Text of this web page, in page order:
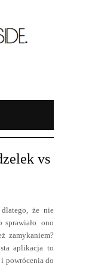
vs
że nie
sprawiało ono
zamykaniem?
aplikacja to
powrócenia do